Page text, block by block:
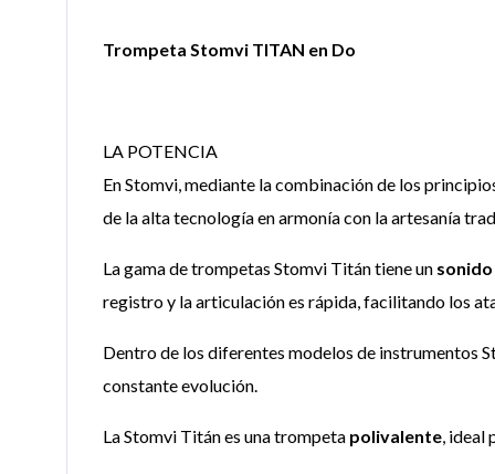
Trompeta Stomvi TITAN en Do
LA POTENCIA
En Stomvi, mediante la combinación de los
de la alta tecnología en armonía con la artesanía
La gama de trompetas Stomvi Titán tiene un
registro y la articulación es rápida, facilitando los
Dentro de los diferentes modelos de instrumentos
constante evolución.
La Stomvi Titán es una trompeta polivalente ,